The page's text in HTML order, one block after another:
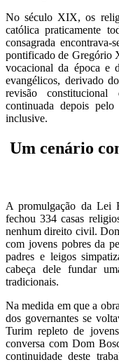
No século XIX, os
católica praticamente
consagrada
pontificado de Gregório
vocacional da época e
evangélicos, derivado
revisão
continuada depois
inclusive.
Um cenário
A promulgação da Lei
fechou 334 casas
nenhum direito civil.
com jovens pobres da
padres e leigos
cabeça dele fundar
tradicionais.
Na medida em que a
dos governantes se
Turim repleto de
conversa com Dom
continuidade deste